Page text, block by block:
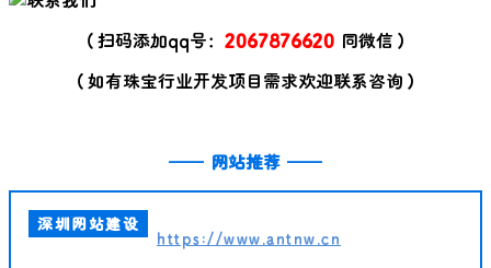
（扫码添加qq号： 2067876620 同微信）
（如有珠宝行业开发项目需求欢迎联系咨询）
—— 网站推荐 ——
深圳网站建设
https://www.antnw.cn